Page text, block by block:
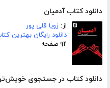
دانلود کتاب آدمیان
از: زویا قلی پور
دانلود رایگان بهترین
۹۲ صفحه
دانلود کتاب در جستجوی